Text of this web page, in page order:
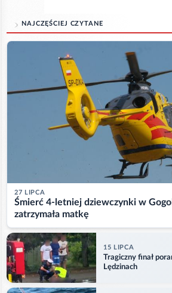
NAJCZĘŚCIEJ CZYTANE
27 LIPCA
Śmierć 4-letniej dziewczynki w
zatrzymała matkę
15 LIPCA
Tragiczny finał
Lędzinach